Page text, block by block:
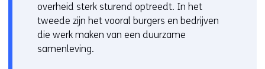
overheid sterk sturend optreedt. In het
tweede zijn het vooral burgers en bedrijven
die werk maken van een duurzame
samenleving.